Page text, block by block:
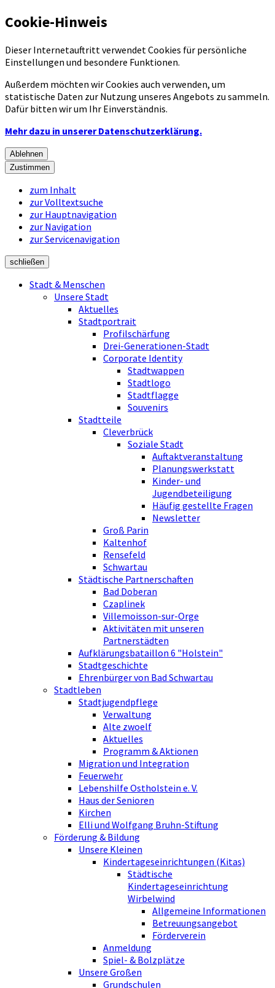
Cookie-Hinweis
Dieser Internetauftritt verwendet Cookies für persönliche
Einstellungen und besondere Funktionen.
Außerdem möchten wir Cookies auch verwenden, um
statistische Daten zur Nutzung unseres Angebots zu sammeln.
Dafür bitten wir um Ihr Einverständnis.
Mehr dazu in unserer Datenschutzerklärung.
Ablehnen
Zustimmen
zum Inhalt
zur Volltextsuche
zur Hauptnavigation
zur Navigation
zur Servicenavigation
schließen
Stadt & Menschen
Unsere Stadt
Aktuelles
Stadtportrait
Profilschärfung
Drei-Generationen-Stadt
Corporate Identity
Stadtwappen
Stadtlogo
Stadtflagge
Souvenirs
Stadtteile
Cleverbrück
Soziale Stadt
Auftaktveranstaltung
Planungswerkstatt
Kinder- und
Jugendbeteiligung
Häufig gestellte Fragen
Newsletter
Groß Parin
Kaltenhof
Rensefeld
Schwartau
Städtische Partnerschaften
Bad Doberan
Czaplinek
Villemoisson-sur-Orge
Aktivitäten mit unseren
Partnerstädten
Aufklärungsbataillon 6 "Holstein"
Stadtgeschichte
Ehrenbürger von Bad Schwartau
Stadtleben
Stadtjugendpflege
Verwaltung
Alte zwoelf
Aktuelles
Programm & Aktionen
Migration und Integration
Feuerwehr
Lebenshilfe Ostholstein e. V.
Haus der Senioren
Kirchen
Elli und Wolfgang Bruhn-Stiftung
Förderung & Bildung
Unsere Kleinen
Kindertageseinrichtungen (Kitas)
Städtische
Kindertageseinrichtung
Wirbelwind
Allgemeine Informationen
Betreuungsangebot
Förderverein
Anmeldung
Spiel- & Bolzplätze
Unsere Großen
Grundschulen